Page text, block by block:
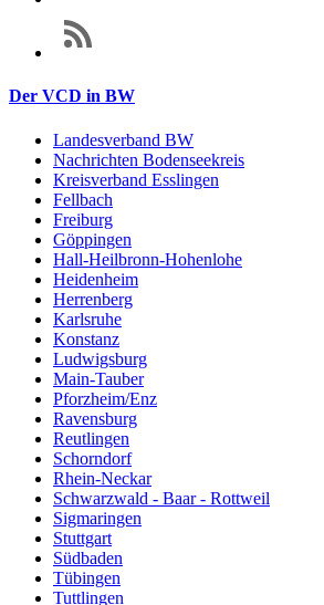
Der VCD in BW
Landesverband BW
Nachrichten Bodenseekreis
Kreisverband Esslingen
Fellbach
Freiburg
Göppingen
Hall-Heilbronn-Hohenlohe
Heidenheim
Herrenberg
Karlsruhe
Konstanz
Ludwigsburg
Main-Tauber
Pforzheim/Enz
Ravensburg
Reutlingen
Schorndorf
Rhein-Neckar
Schwarzwald - Baar - Rottweil
Sigmaringen
Stuttgart
Südbaden
Tübingen
Tuttlingen